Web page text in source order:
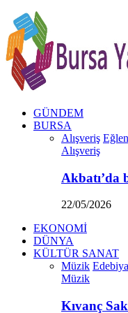
GÜNDEM
BURSA
Alışveriş
Alışveriş
Akbatı’da
22/05/2026
EKONOMİ
DÜNYA
KÜLTÜR SANAT
Müzik
Müzik
Kıvanç